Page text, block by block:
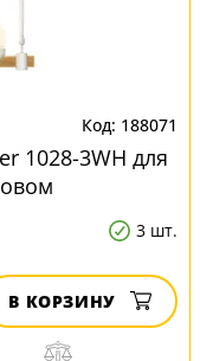
188071
1028-3WH для
3 шт.
В КОРЗИНУ